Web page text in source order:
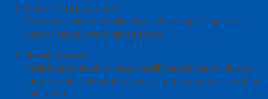
Sleber / stola wisuda
Sleber menjadikan tampilan toga lebih elegan. Dapat di-
custom sesuai warna tema sekolah.
Medali wisuda
Medali berbahan akrilik atau metalik dengan desain khusus
nama sekolah. Menambah kesan penghargaan dan prestasi
bagi siswa.